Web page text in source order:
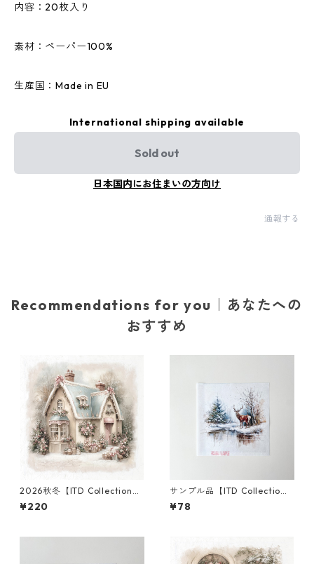
内容：20枚入り
素材：ペーパー100%
生産国：Made in EU
International shipping available
Sold out
日本国内にお住まいの方向け
通報する
Recommendations for you｜あなたへの
おすすめ
2026秋冬【ITD Collection】
ミニサイズ ライスペーパー RS
M3003 デコパージュ
¥220
サンプル品【ITD Collectio
n】ミニサイズ ライスペーパー
RSM2942 デコパージュ
¥78